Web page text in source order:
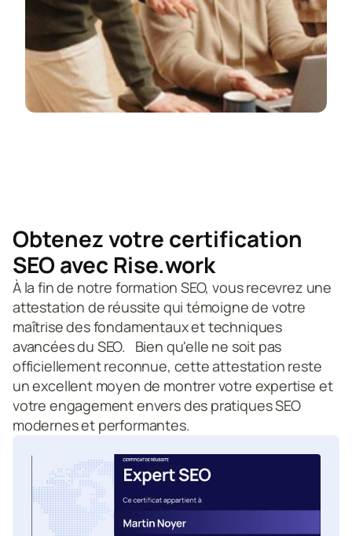
Obtenez votre certification
SEO avec Rise.work
À la fin de notre formation SEO, vous recevrez une
attestation de réussite qui témoigne de votre
maîtrise des fondamentaux et techniques
avancées du SEO.   Bien qu'elle ne soit pas
officiellement reconnue, cette attestation reste
un excellent moyen de montrer votre expertise et
votre engagement envers des pratiques SEO
modernes et performantes.